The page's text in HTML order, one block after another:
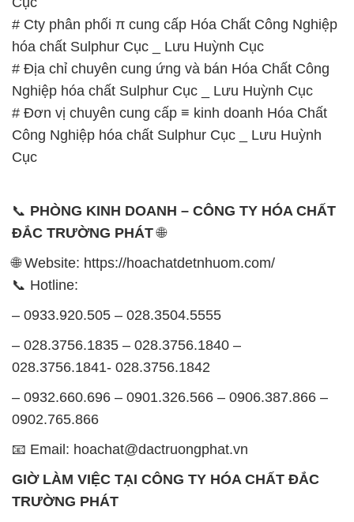
# Cty phân phối π cung cấp Hóa Chất Công Nghiệp
hóa chất Sulphur Cục _ Lưu Huỳnh Cục
# Địa chỉ chuyên cung ứng và bán Hóa Chất Công
Nghiệp hóa chất Sulphur Cục _ Lưu Huỳnh Cục
# Đơn vị chuyên cung cấp ≡ kinh doanh Hóa Chất
Công Nghiệp hóa chất Sulphur Cục _ Lưu Huỳnh
Cục
📞 PHÒNG KINH DOANH – CÔNG TY HÓA CHẤT
ĐẮC TRƯỜNG PHÁT🌐
🌐 Website: https://hoachatdetnhuom.com/
📞 Hotline:
– 0933.920.505 – 028.3504.5555
– 028.3756.1835 – 028.3756.1840 –
028.3756.1841- 028.3756.1842
– 0932.660.696 – 0901.326.566 – 0906.387.866 –
0902.765.866
📧 Email: hoachat@dactruongphat.vn
GIỜ LÀM VIỆC TẠI CÔNG TY HÓA CHẤT ĐẮC
TRƯỜNG PHÁT